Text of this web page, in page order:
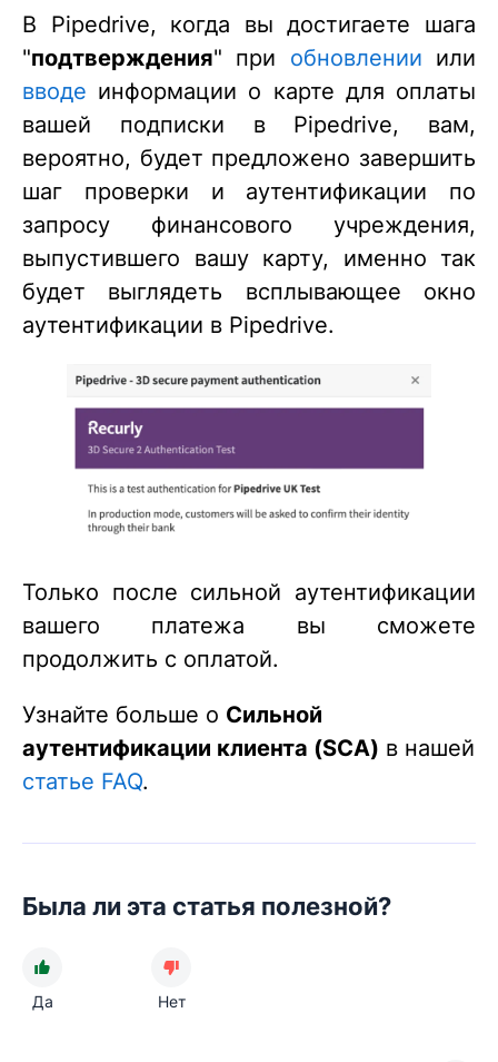
В Pipedrive, когда вы достигаете шага
"подтверждения" при обновлении или
вводе информации о карте для оплаты
вашей подписки в Pipedrive, вам,
вероятно, будет предложено завершить
шаг проверки и аутентификации по
запросу финансового учреждения,
выпустившего вашу карту, именно так
будет выглядеть всплывающее окно
аутентификации в Pipedrive.
Только после сильной аутентификации
вашего платежа вы сможете
продолжить с оплатой.
Узнайте больше о Сильной
аутентификации клиента (SCA) в нашей
статье FAQ.
Была ли эта статья полезной?
Да Нет